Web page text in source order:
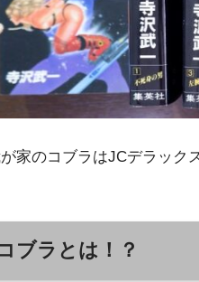
家のコブラはJCデラック
ブラとは！？